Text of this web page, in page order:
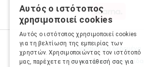
Προσωπικά δεδομένα
Όροι Χρήσης Ιστοσελίδας
Αυτός ο ιστότοπος
χρησιμοποιεί cookies
Αυτός ο ιστότοπος χρησιμοποιεί cookies
για τη βελτίωση της εμπειρίας των
χρηστών. Χρησιμοποιώντας τον ιστότοπό
μας, παρέχετε τη συγκατάθεσή σας για